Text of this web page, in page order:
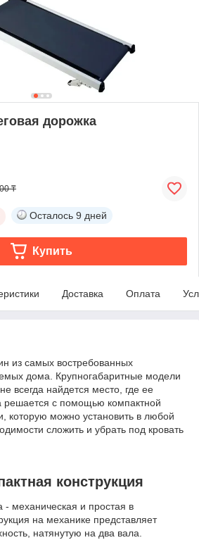
дорожка
₸
Осталось 9 дней
Купить
Доставка Оплата
из самых востребованных
дома. Крупногабаритные модели
всегда найдется место, где ее
решается с помощью компактной
которую можно установить в любой
сложить и убрать под кровать
конструкция
- механическая и простая в
на механике представляет
натянутую на два вала.